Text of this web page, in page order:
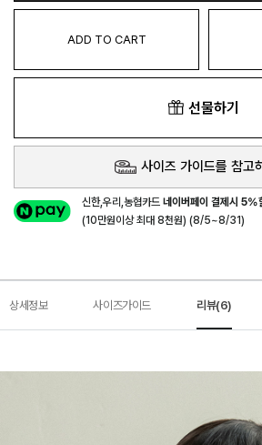
ADD TO CART
선물하기
사이즈 가이드를 참고
신한,우리,농협카드네이버페이 결제시 5%
(10만원이상 최대 8천원) (8/5~8/31)
상세정보 사이즈가이드 리뷰(6)